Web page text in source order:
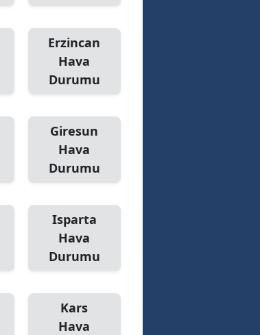
Erzincan
Hava
Durumu
Giresun
Hava
Durumu
Isparta
Hava
Durumu
Kars
Hava